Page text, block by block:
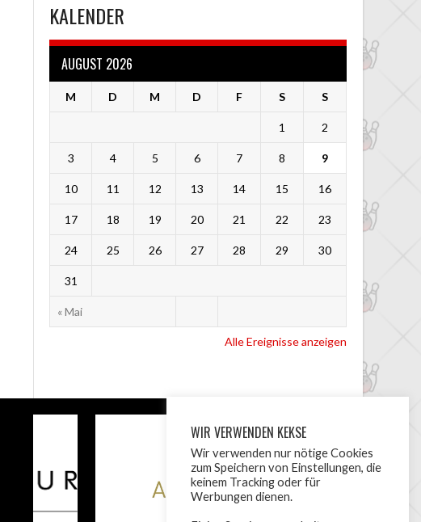
KALENDER
AUGUST 2026
M D M D F S S
« Mai
1 2
3 4 5 6 7 8 9
10 11 12 13 14 15 16
17 18 19 20 21 22 23
24 25 26 27 28 29 30
31
Alle Ereignisse anzeigen
WIR VERWENDEN KEKSE
Wir verwenden nur nötige Cookies
zum Speichern von Einstellungen, die
keinem Tracking oder für
Werbungen dienen.